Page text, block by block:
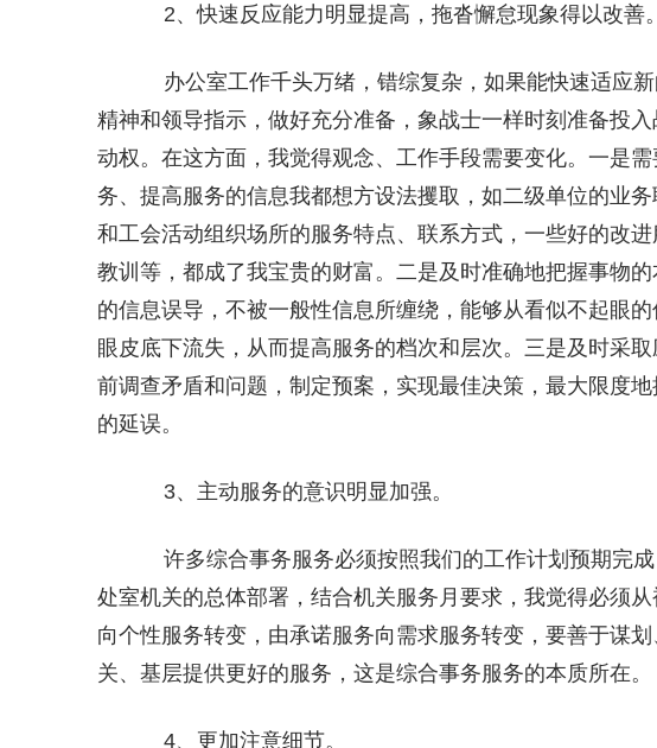
2、快速反应能力明显提高，拖沓懈怠现象得以改善。
办公室工作千头万绪，错综复杂，如果能快速适应
精神和领导指示，做好充分准备，象战士一样时刻准备投
动权。在这方面，我觉得观念、工作手段需要变化。一是
务、提高服务的信息我都想方设法攫取，如二级单位的业
和工会活动组织场所的服务特点、联系方式，一些好的改
教训等，都成了我宝贵的财富。二是及时准确地把握事物
的信息误导，不被一般性信息所缠绕，能够从看似不起眼
眼皮底下流失，从而提高服务的档次和层次。三是及时采
前调查矛盾和问题，制定预案，实现最佳决策，最大限度
的延误。
3、主动服务的意识明显加强。
许多综合事务服务必须按照我们的工作计划预期完
处室机关的总体部署，结合机关服务月要求，我觉得必须
向个性服务转变，由承诺服务向需求服务转变，要善于谋
关、基层提供更好的服务，这是综合事务服务的本质所在。
4、更加注意细节。